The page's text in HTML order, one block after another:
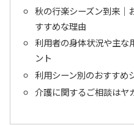
秋の行楽シーズン到来｜
すすめな理由
利用者の身体状況や主な
ント
利用シーン別のおすすめ
介護に関するご相談はヤ